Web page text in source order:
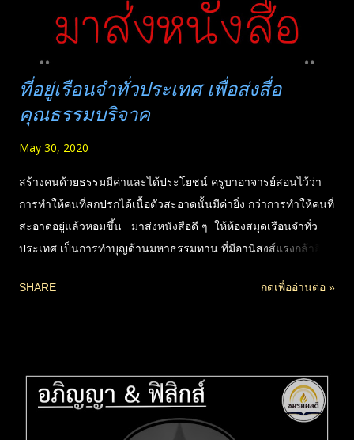
ที่อยู่เรือนจำทั่วประเทศ เพื่อส่งสื่อ
คุณธรรมบริจาค
May 30, 2020
สร้างคนด้วยธรรมมีค่าและได้ประโยชน์ ครูบาอาจารย์สอนไว้ว่า
การทำให้คนที่สกปรกได้เนื้อตัวสะอาดนั้นมีค่ายิ่ง กว่าการทำให้คนที่
สะอาดอยู่แล้วหอมขึ้น มาส่งหนังสือดี ๆ ให้ห้องสมุดเรือนจำทั่ว
ประเทศ เป็นการทำบุญด้านมหาธรรมทาน ที่มีอานิสงส์แรงกล้าอีก
ผมรวบรวมมาใหม่ หลังจากเคยจัดทำสื่อธรรมส่งให้ทั่วประเทศมา
ทำงานโดยตรง เขาก็จะรู้นะว่า สถานที่นี้มันอยู่ตรงไหน จะเขียนที่
อยู่ผิด เขาก็ไปส่งให้ได้ เคยคุยกับคนที่ติดคุกมานาน เขาบอกหนังสือ
จำเป็นมาก และยังต้องการอีกมาก หากใครอ่านแล้วก็ส่งไปบริจาค
SHARE กดเพื่ออ่านต่อ »